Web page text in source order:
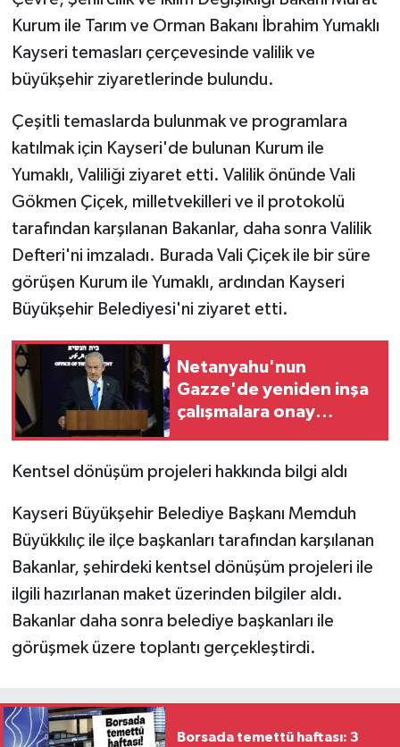
Kurum ile Tarım ve Orman Bakanı İbrahim Yumaklı
Kayseri temasları çerçevesinde valilik ve
büyükşehir ziyaretlerinde bulundu.
Çeşitli temaslarda bulunmak ve programlara
katılmak için Kayseri'de bulunan Kurum ile
Yumaklı, Valiliği ziyaret etti. Valilik önünde Vali
Gökmen Çiçek, milletvekilleri ve il protokolü
tarafından karşılanan Bakanlar, daha sonra Valilik
Defteri'ni imzaladı. Burada Vali Çiçek ile bir süre
görüşen Kurum ile Yumaklı, ardından Kayseri
Büyükşehir Belediyesi'ni ziyaret etti.
Netanyahu'nun
Gazze'de yeniden inşa
çalışmalara onay
Kentsel dönüşüm projeleri hakkında bilgi aldı
Kayseri Büyükşehir Belediye Başkanı Memduh
Büyükkılıç ile ilçe başkanları tarafından karşılanan
Bakanlar, şehirdeki kentsel dönüşüm projeleri ile
ilgili hazırlanan maket üzerinden bilgiler aldı.
Bakanlar daha sonra belediye başkanları ile
görüşmek üzere toplantı gerçekleştirdi.
Borsada temettü haftası: 3